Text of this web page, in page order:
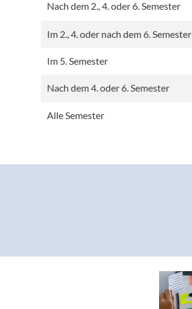
Nach dem 2., 4. oder 6. Semester
Im 2., 4. oder nach dem 6. Semester
Im 5. Semester
Nach dem 4. oder 6. Semester
Alle Semester